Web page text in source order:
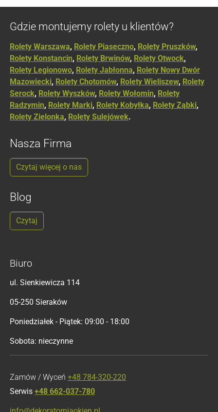
Gdzie montujemy rolety u klientów?
Rolety Warszawa, Rolety Piaseczno, Rolety Pruszków,
Rolety Konstancin, Rolety Brwinów, Rolety Otwock,
Rolety Legionowo, Rolety Jabłonna, Rolety Nowy Dwór
Mazowiecki, Rolety Chotomów, Rolety Wieliszew, Rolety
Serock, Rolety Wyszków, Rolety Wołomin, Rolety
Radzymin, Rolety Marki, Rolety Kobyłka, Rolety Ząbki,
Rolety Zielonka, Rolety Sulejówek.
Nasza Firma
Czytaj więcej o nas
Blog
Czytaj
Biuro
ul. Sienkiewicza 114
05-250 Sieraków
Poniedziałek - Piątek: 09:00 - 18:00
Sobota: nieczynne
Zamów / Wyceń +48 784-320-220
Serwis +48 662-037-780